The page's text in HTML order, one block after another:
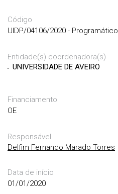
Código
UIDP/04106/2020 - Programático
Entidade(s) coordenadora(s)
UNIVERSIDADE DE AVEIRO
Financiamento
OE
Responsável
Delfim Fernando Marado Torres
Data de início
01/01/2020